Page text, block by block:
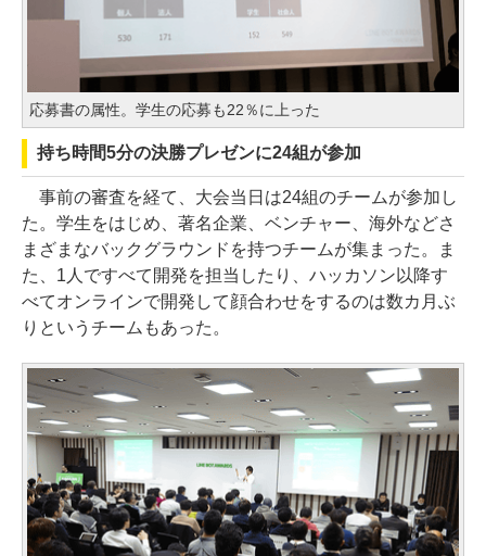
応募書の属性。学生の応募も22％に上った
持ち時間5分の決勝プレゼンに24組が参加
事前の審査を経て、大会当日は24組のチームが参加し
た。学生をはじめ、著名企業、ベンチャー、海外などさ
まざまなバックグラウンドを持つチームが集まった。ま
た、1人ですべて開発を担当したり、ハッカソン以降す
べてオンラインで開発して顔合わせをするのは数カ月ぶ
りというチームもあった。